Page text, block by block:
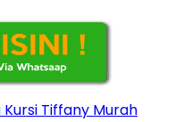
Kursi Tiffany Murah